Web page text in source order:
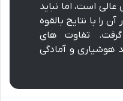
است، اما نباید
با نتایج بالقوه
گرفت. تفاوت های
هوشیاری و آمادگی